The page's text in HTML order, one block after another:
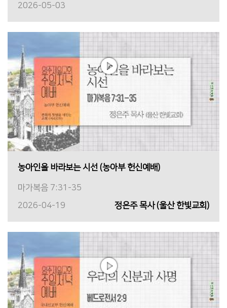
2026-05-03
농아인을 바라보는 시선 (농아부 헌신예배)
마가복음 7:31-35
2026-04-19
정은주 목사 (울산 한빛교회)